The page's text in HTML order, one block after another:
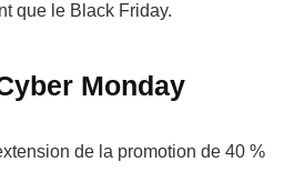
que le Black Friday.
Monday
de la promotion de 40 %